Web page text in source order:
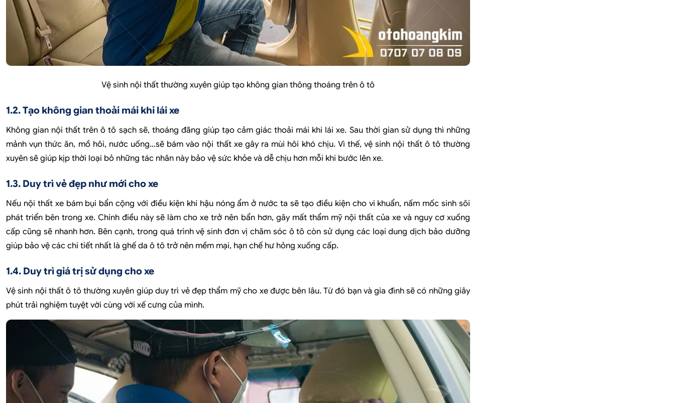
Vệ sinh nội thất thường xuyên giúp tạo không gian thông thoáng trên ô tô
1.2. Tạo không gian thoải mái khi lái xe
Không gian nội thất trên ô tô sạch sẽ, thoáng đãng giúp tạo cảm giác thoải mái khi lái xe. Sau thời gian sử dụng thì những
mảnh vụn thức ăn, mồ hôi, nước uống…sẽ bám vào nội thất xe gây ra mùi hôi khó chịu. Vì thế, vệ sinh nội thất ô tô thường
xuyên sẽ giúp kịp thời loại bỏ những tác nhân này bảo vệ sức khỏe và dễ chịu hơn mỗi khi bước lên xe.
1.3. Duy trì vẻ đẹp như mới cho xe
Nếu nội thất xe bám bụi bẩn cộng với điều kiện khí hậu nóng ẩm ở nước ta sẽ tạo điều kiện cho vi khuẩn, nấm mốc sinh sôi
phát triển bên trong xe. Chính điều này sẽ làm cho xe trở nên bẩn hơn, gây mất thẩm mỹ nội thất của xe và nguy cơ xuống
cấp cũng sẽ nhanh hơn. Bên cạnh, trong quá trình vệ sinh đơn vị chăm sóc ô tô còn sử dụng các loại dung dịch bảo dưỡng
giúp bảo vệ các chi tiết nhất là ghế da ô tô trở nên mềm mại, hạn chế hư hỏng xuống cấp.
1.4. Duy trì giá trị sử dụng cho xe
Vệ sinh nội thất ô tô thường xuyên giúp duy trì vẻ đẹp thẩm mỹ cho xe được bên lâu. Từ đó bạn và gia đình sẽ có những giây
phút trải nghiệm tuyệt vời cùng với xế cưng của mình.